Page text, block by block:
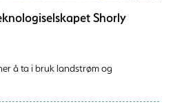
Shorly
å ta i bruk landstrøm og